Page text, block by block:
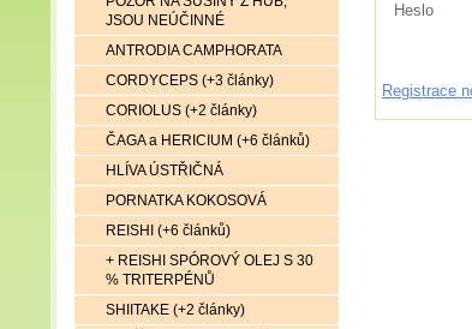
Heslo
Registrace
JSOU NEÚČINNÉ
ANTRODIA CAMPHORATA
CORDYCEPS (+3 články)
CORIOLUS (+2 články)
ČAGA a HERICIUM (+6 článků)
HLÍVA ÚSTŘIČNÁ
PORNATKA KOKOSOVÁ
REISHI (+6 článků)
+ REISHI SPÓROVÝ OLEJ S 30
% TRITERPÉNŮ
SHIITAKE (+2 články)